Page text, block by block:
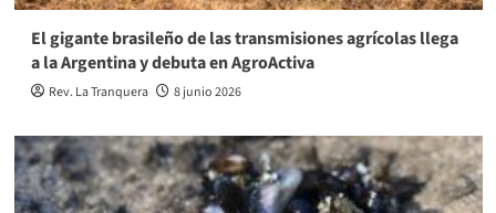
El gigante brasileño de las transmisiones agrícolas llega
a la Argentina y debuta en AgroActiva
Rev. La Tranquera 8 junio 2026